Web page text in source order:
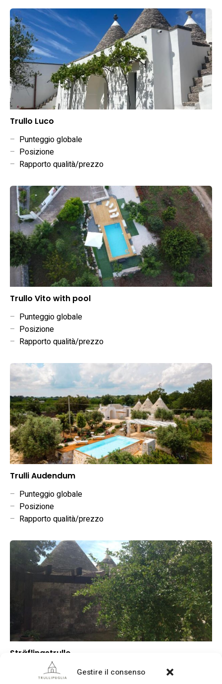
Gestire il consenso
Trullo Luco
– Punteggio globale
– Posizione
– Rapporto qualità/prezzo
Trullo Vito with pool
– Punteggio globale
– Posizione
– Rapporto qualità/prezzo
Trulli Audendum
– Punteggio globale
– Posizione
– Rapporto qualità/prezzo
Sträflingstrullo
Punteggio globale